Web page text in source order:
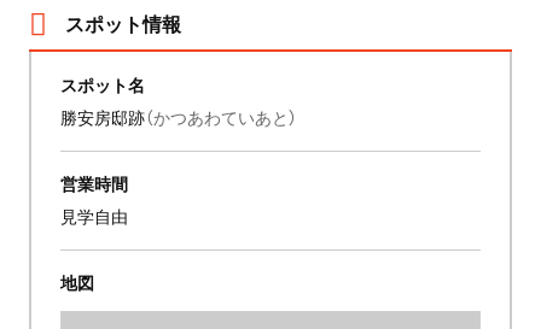
スポット情報
スポット名
勝安房邸跡（かつあわていあと）
営業時間
見学自由
地図